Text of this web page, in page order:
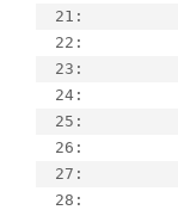
  21:
  22:
  23:
  24:
  25:
  26:
  27:
  28: